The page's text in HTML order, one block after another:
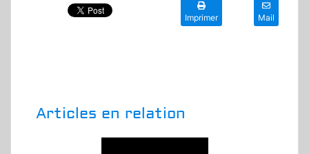
Imprimer Mail
Articles en relation